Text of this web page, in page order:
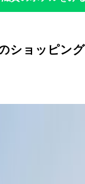
ショッピン